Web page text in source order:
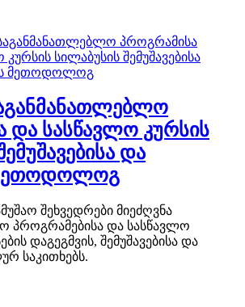
და სასწავლო კურსის
და
მეთოდოლოგ
შეხვედრები მიეძღვნა
პროგრამებისა და სასწავლო
დაგეგმვის, შემუშავებისა და
საკითხებს.